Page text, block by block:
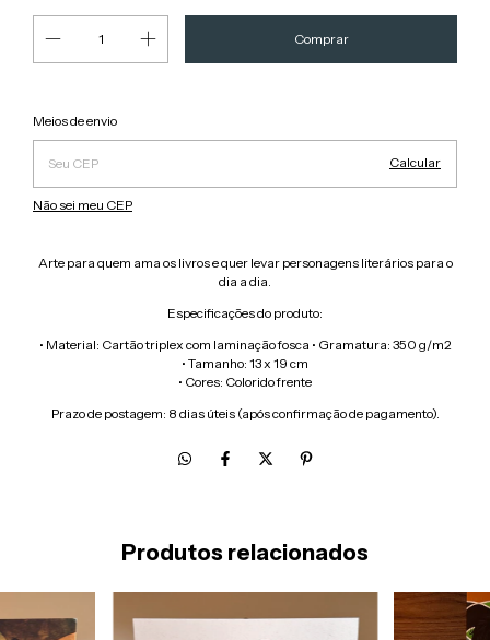
Entregas para o CEP:
Meios de envio
Calcular
Não sei meu CEP
Arte para quem ama os livros e quer levar personagens literários para o
dia a dia.
Especificações do produto:
• Material: Cartão triplex com laminação fosca • Gramatura: 350 g/m2
• Tamanho: 13 x 19 cm
• Cores: Colorido frente
Prazo de postagem: 8 dias úteis (após confirmação de pagamento).
Produtos relacionados